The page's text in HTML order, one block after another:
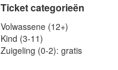
Ticket categorieën
Volwassene (12+)
Kind (3-11)
Zuigeling (0-2): gratis